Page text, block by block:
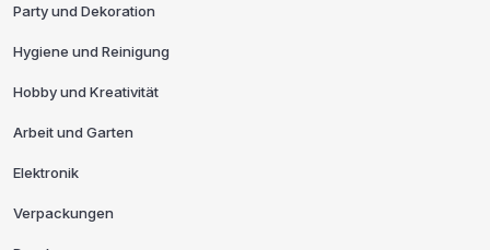
Party und Dekoration
Hygiene und Reinigung
Hobby und Kreativität
Arbeit und Garten
Elektronik
Verpackungen